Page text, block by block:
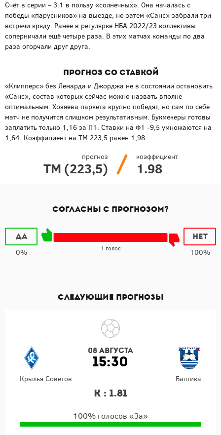
Счёт в серии – 3:1 в пользу «солнечных». Она началась с
победы «парусников» на выезде, но затем «Санс» забрали три
встречи кряду. Ранее в регулярке НБА 2022/23 коллективы
соперничали ещё четыре раза. В этих матчах команды по два
раза огорчали друг друга.
Прогноз со ставкой
«Клипперс» без Ленарда и Джорджа не в состоянии остановить
«Санс», состав которых сейчас можно назвать вполне
оптимальным. Хозяева паркета крупно победят, но сам по себе
матч не получится слишком результативным. Букмекеры готовы
заплатить только 1,16 за П1. Ставки на Ф1 -9,5 умножаются на
1,64. Коэффициент на ТМ 223,5 равен 1,98.
прогноз
ТМ (223,5)
коэффициент
1.98
Согласны с прогнозом?
Да
0%
1 голос
Нет
100%
Следующие прогнозы
08 августа
15:30
Крылья Советов Балтика
К : 1.81
100% голосов «За»